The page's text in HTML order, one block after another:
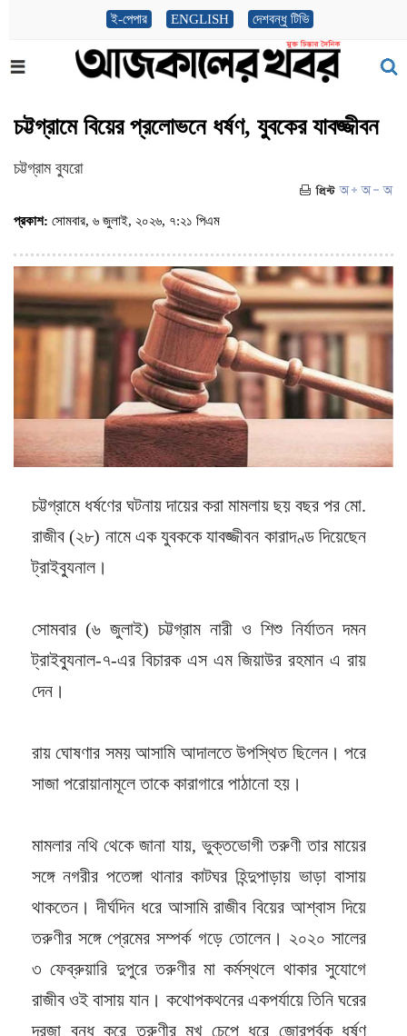
ই-পেপার ENGLISH দেশবন্ধু টিভি
চট্টগ্রামে বিয়ের প্রলোভনে ধর্ষণ, যুবকের যাবজ্জীবন
চট্টগ্রাম ব্যুরো
প্রকাশ: সোমবার, ৬ জুলাই, ২০২৬, ৭:২১ পিএম
চট্টগ্রামে ধর্ষণের ঘটনায় দায়ের করা মামলায় ছয় বছর পর মো.
রাজীব (২৮) নামে এক যুবককে যাবজ্জীবন কারাদণ্ড দিয়েছেন
ট্রাইব্যুনাল।
সোমবার (৬ জুলাই) চট্টগ্রাম নারী ও শিশু নির্যাতন দমন
ট্রাইব্যুনাল-৭-এর বিচারক এস এম জিয়াউর রহমান এ রায়
দেন।
রায় ঘোষণার সময় আসামি আদালতে উপস্থিত ছিলেন। পরে
সাজা পরোয়ানামূলে তাকে কারাগারে পাঠানো হয়।
মামলার নথি থেকে জানা যায়, ভুক্তভোগী তরুণী তার মায়ের
সঙ্গে নগরীর পতেঙ্গা থানার কাটঘর হিন্দুপাড়ায় ভাড়া বাসায়
থাকতেন। দীর্ঘদিন ধরে আসামি রাজীব বিয়ের আশ্বাস দিয়ে
তরুণীর সঙ্গে প্রেমের সম্পর্ক গড়ে তোলেন। ২০২০ সালের
৩ ফেব্রুয়ারি দুপুরে তরুণীর মা কর্মস্থলে থাকার সুযোগে
রাজীব ওই বাসায় যান। কথোপকথনের একপর্যায়ে তিনি ঘরের
দরজা বন্ধ করে তরুণীর মুখ চেপে ধরে জোরপূর্বক ধর্ষণ